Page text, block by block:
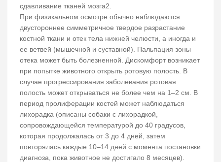
сдавливание тканей мозга2.
При физикальном осмотре обычно наблюдаются
двустороннее симметричное твердое разрастание
костной ткани и отек тела нижней челюсти, а иногда и
ее ветвей (мышечной и суставной). Пальпация зоны
отека может быть болезненной. Дискомфорт возникает
при попытке животного открыть ротовую полость. В
случае прогрессирования заболевания ротовая
полость может открываться не более чем на 1–2 см. В
период пролиферации костей может наблюдаться
лихорадка (описаны собаки с лихорадкой,
сопровождающейся температурой до 40 градусов,
которая продолжалась от 3 до 4 дней, затем
повторялась каждые 10–14 дней с момента постановки
диагноза, пока животное не достигало 8 месяцев).